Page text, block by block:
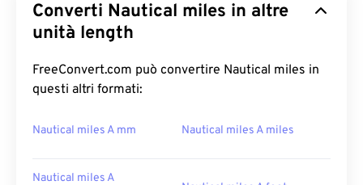
Converti Nautical miles in altre
unità length
FreeConvert.com può convertire Nautical miles in
questi altri formati:
Nautical miles A mm Nautical miles A miles
Nautical miles A